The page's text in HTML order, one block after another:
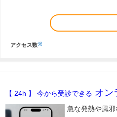
アクセス数※
【 24h 】 今から受診できる オン
急な発熱や風